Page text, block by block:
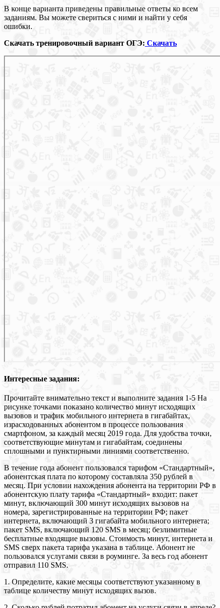
В конце варианта приведены правильные ответы ко всем
заданиям. Вы можете свериться с ними и найти у себя
ошибки.
Скачать тренировочный вариант ОГЭ: Скачать
Интересные задания:
Прочитайте внимательно текст и выполните задания 1-5 На
рисунке точками показано количество минут исходящих
вызовов и трафик мобильного интернета в гигабайтах,
израсходованных абонентом в процессе пользования
смартфоном, за каждый месяц 2019 года. Для удобства точки,
соответствующие минутам и гигабайтам, соединены
сплошными и пунктирными линиями соответственно.
В течение года абонент пользовался тарифом «Стандартный»,
абонентская плата по которому составляла 350 рублей в
месяц. При условии нахождения абонента на территории РФ в
абонентскую плату тарифа «Стандартный» входит: пакет
минут, включающий 300 минут исходящих вызовов на
номера, зарегистрированные на территории РФ; пакет
интернета, включающий 3 гигабайта мобильного интернета;
пакет SMS, включающий 120 SMS в месяц; безлимитные
бесплатные входящие вызовы. Стоимость минут, интернета и
SMS сверх пакета тарифа указана в таблице. Абонент не
пользовался услугами связи в роуминге. За весь год абонент
отправил 110 SMS.
1. Определите, какие месяцы соответствуют указанному в
таблице количеству минут исходящих вызов.